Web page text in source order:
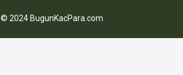
© 2024 BugunKacPara.com